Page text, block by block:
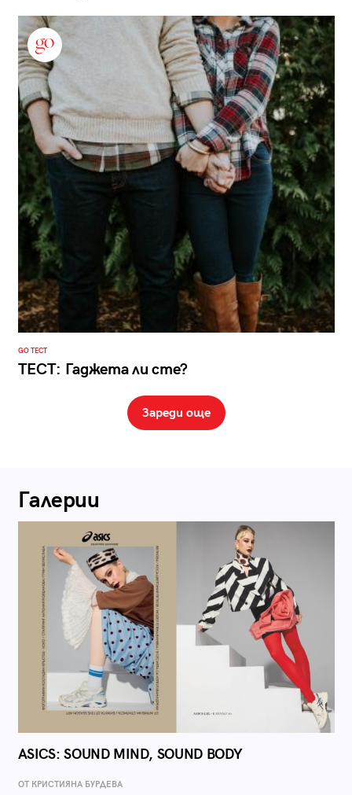
GO ТЕСТ
ТЕСТ: Гаджета ли сте?
Зареди още
Галерии
ASICS: SOUND MIND, SOUND BODY
ОТ КРИСТИЯНА БУРДЕВА